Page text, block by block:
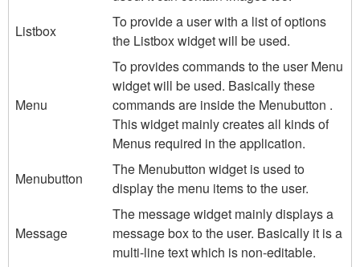
Listbox
To provide a user with a list of options
the Listbox widget will be used.
Menu
To provides commands to the user Menu
widget will be used. Basically these
commands are inside the Menubutton .
This widget mainly creates all kinds of
Menus required in the application.
Menubutton
The Menubutton widget is used to
display the menu items to the user.
Message
The message widget mainly displays a
message box to the user. Basically it is a
multi-line text which is non-editable.